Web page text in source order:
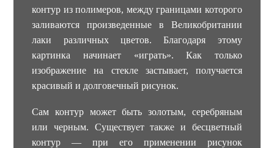
контур из полимеров, между границами которого
заливаются произведенные в Великобритании
лаки различных цветов. Благодаря этому
картинка начинает «играть». Как только
изображение на стекле застывает, получается
красивый и долговечный рисунок.
Сам контур может быть золотым, серебряным
или черным. Существует также и бесцветный
контур — при его применении рисунок